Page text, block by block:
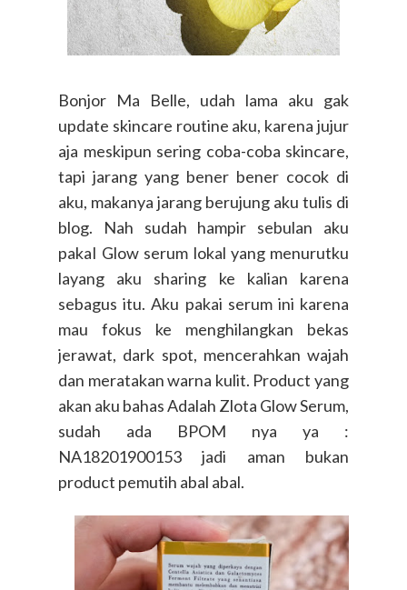
Bonjor Ma Belle, udah lama aku gak
update skincare routine aku, karena jujur
aja meskipun sering coba-coba skincare,
tapi jarang yang bener bener cocok di
aku, makanya jarang berujung aku tulis di
blog. Nah sudah hampir sebulan aku
pakaI Glow serum lokal yang menurutku
layang aku sharing ke kalian karena
sebagus itu. Aku pakai serum ini karena
mau fokus ke menghilangkan bekas
jerawat, dark spot, mencerahkan wajah
dan meratakan warna kulit. Product yang
akan aku bahas Adalah Zlota Glow Serum,
sudah ada BPOM nya ya :
NA18201900153 jadi aman bukan
product pemutih abal abal.